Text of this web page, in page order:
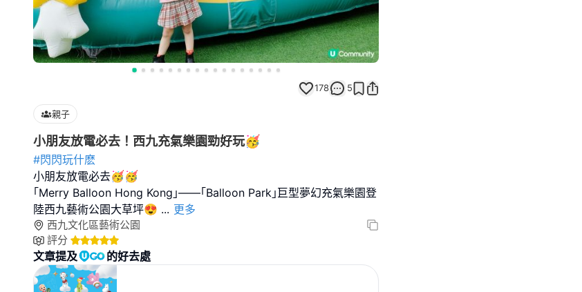
178 5
親子
小朋友放電必去！西九充氣樂園勁好玩🥳
#閃閃玩什麽
小朋友放電必去🥳🥳
｢⁠Merry Balloon Hong Kong｣——｢Balloon Park｣巨型夢幻充氣樂園登
陸西九藝術公園大草坪😍 ... 更多
西九文化區藝術公園
評分
文章提及 的好去處